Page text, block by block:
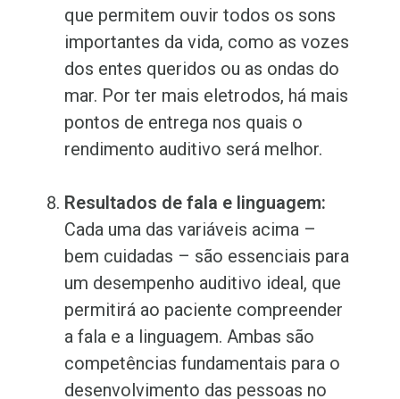
que permitem ouvir todos os sons
importantes da vida, como as vozes
dos entes queridos ou as ondas do
mar. Por ter mais eletrodos, há mais
pontos de entrega nos quais o
rendimento auditivo será melhor.
Resultados de fala e linguagem:
Cada uma das variáveis acima –
bem cuidadas – são essenciais para
um desempenho auditivo ideal, que
permitirá ao paciente compreender
a fala e a linguagem. Ambas são
competências fundamentais para o
desenvolvimento das pessoas no